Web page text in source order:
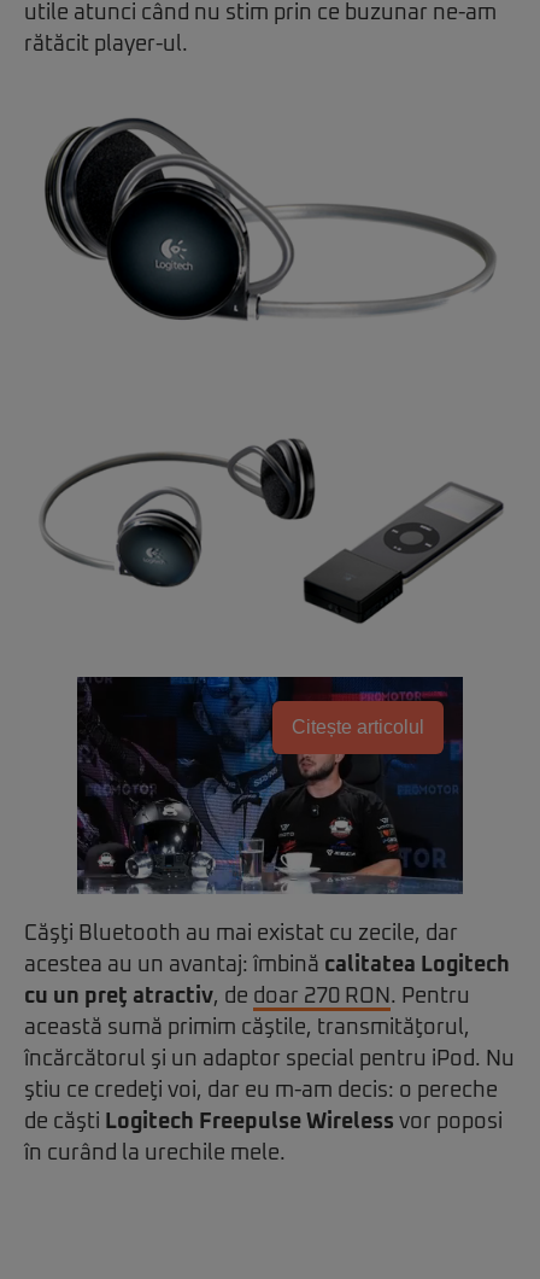
utile atunci când nu stim prin ce buzunar ne-am
rătăcit player-ul.
Citește articolul
Căşţi Bluetooth au mai existat cu zecile, dar
acestea au un avantaj: îmbină calitatea Logitech
cu un preţ atractiv, de doar 270 RON . Pentru
această sumă primim căştile, transmităţorul,
încărcătorul şi un adaptor special pentru iPod. Nu
ştiu ce credeţi voi, dar eu m-am decis: o pereche
de căşti Logitech Freepulse Wireless vor poposi
în curând la urechile mele.